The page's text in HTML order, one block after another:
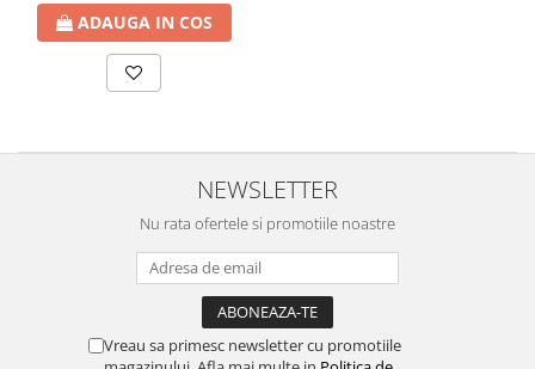
Aparate de Aer conditionat 18000
btu
Aparate de Aer conditionat 24000
btu
Panouri solare presurizate si
Accesorii Panouri solare
Pompe de circulaţie pentru
instalaţiile termice solare
ADAUGA IN COS
NEWSLETTER
Nu rata ofertele si promotiile noastre
Vreau sa primesc newsletter cu promotiile